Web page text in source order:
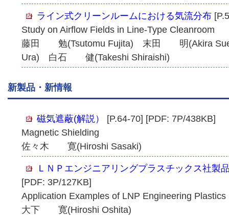
ライン式クリーンルームにおける気流分布
Study on Airflow Fields in Line-Type Cleanroom
藤田 勉(Tsutomu Fujita) 末田 明(Akira
Ura) 白石 健(Takeshi Shiraishi)
新製品・新情報
磁気遮蔽(解説）
[P.64-70] [PDF: 7P/438KB]
Magnetic Shielding
佐々木 寛(Hiroshi Sasaki)
ＬＮＰエンジニアリングプラスチックス社製
[PDF: 3P/127KB]
Application Examples of LNP Engineering
大下 寛(Hiroshi Oshita)